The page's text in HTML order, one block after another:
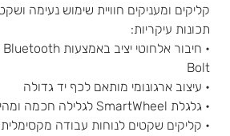
קליקים ומעניקים חוויית שימוש נעימה
תכונות עיקריות:
Bolt
• עיצוב ארגונומי מותאם לכף יד גדולה
• גלגלת SmartWheel לגלילה חכמה ומהירה
• קליקים שקטים לנוחות עבודה מקסימלית